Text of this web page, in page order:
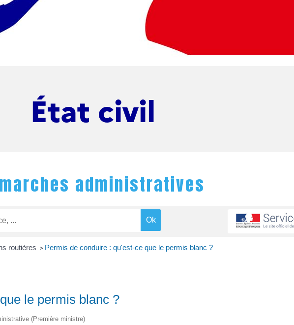
État civil
administratives
routières > Permis de conduire : qu'est-ce que le permis blanc ?
le permis blanc ?
(Première ministre)